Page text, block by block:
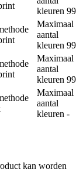
kleuren 99
Maximaal
aantal
kleuren 99
Maximaal
aantal
kleuren 99
Maximaal
aantal
kleuren -
kan worden